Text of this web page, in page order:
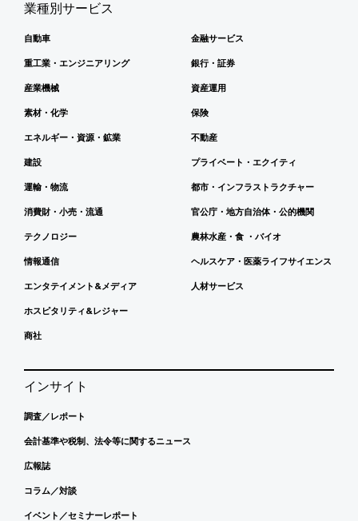
業種別サービス
自動車
重工業・エンジニアリング
産業機械
素材・化学
エネルギー・資源・鉱業
建設
運輸・物流
消費財・小売・流通
テクノロジー
情報通信
エンタテイメント&メディア
ホスピタリティ&レジャー
商社
金融サービス
銀行・証券
資産運用
保険
不動産
プライベート・エクイティ
都市・インフラストラクチャー
官公庁・地方自治体・公的機関
農林水産・食 ・バイオ
ヘルスケア・医薬ライフサイエンス
人材サービス
インサイト
調査／レポート
会計基準や税制、法令等に関するニュース
広報誌
コラム／対談
イベント／セミナーレポート